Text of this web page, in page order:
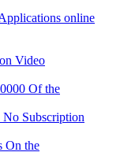
online
Video
Of the
Subscription
On the